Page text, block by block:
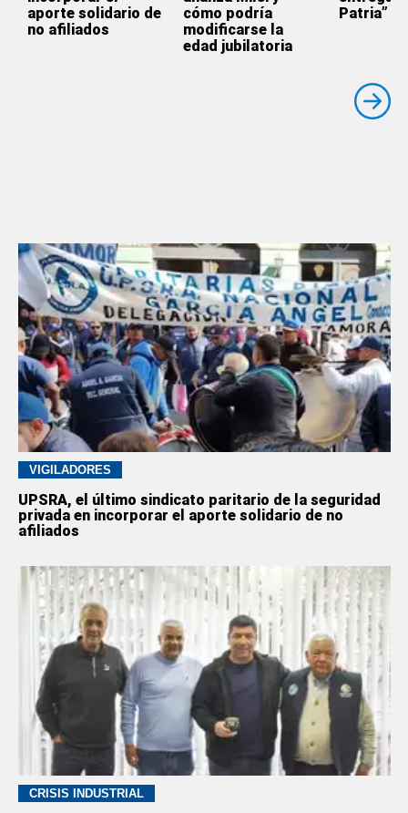
aporte solidario de
no afiliados
cómo podría
modificarse la
edad jubilatoria
Patria”
VIGILADORES
UPSRA, el último sindicato paritario de la seguridad
privada en incorporar el aporte solidario de no
afiliados
CRISIS INDUSTRIAL